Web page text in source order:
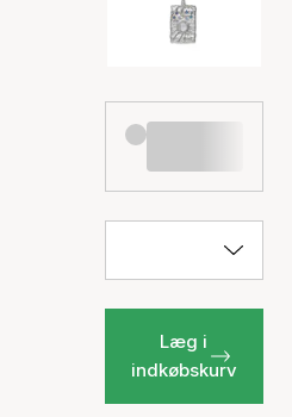
Læg i
indkøbskurv